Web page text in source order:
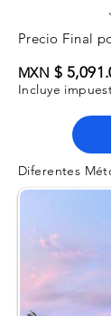
Precio Final
MXN $
Incluye
Diferentes